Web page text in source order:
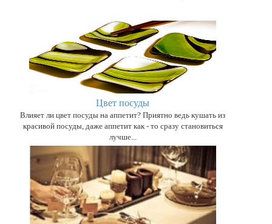
Цвет посуды
Влияет ли цвет посуды на аппетит? Приятно ведь кушать из
красивой посуды, даже аппетит как - то сразу становиться
лучше...